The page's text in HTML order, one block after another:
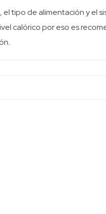
tipo de alimentación y el
calórico por eso es